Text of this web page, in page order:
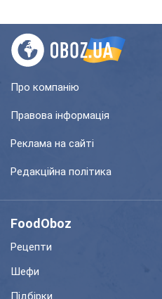
Про компанію
Правова інформація
Реклама на сайті
Редакційна політика
FoodOboz
Рецепти
Шефи
Підбірки